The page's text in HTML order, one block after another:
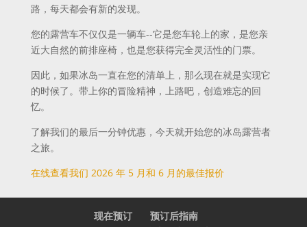
路，每天都会有新的发现。
您的露营车不仅仅是一辆车--它是您车轮上的家，是您亲
近大自然的前排座椅，也是您获得完全灵活性的门票。
因此，如果冰岛一直在您的清单上，那么现在就是实现它
的时候了。带上你的冒险精神，上路吧，创造难忘的回
忆。
了解我们的最后一分钟优惠，今天就开始您的冰岛露营者
之旅。
在线查看我们 2026 年 5 月和 6 月的最佳报价
现在预订
预订后指南